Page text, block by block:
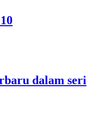
dalam seri